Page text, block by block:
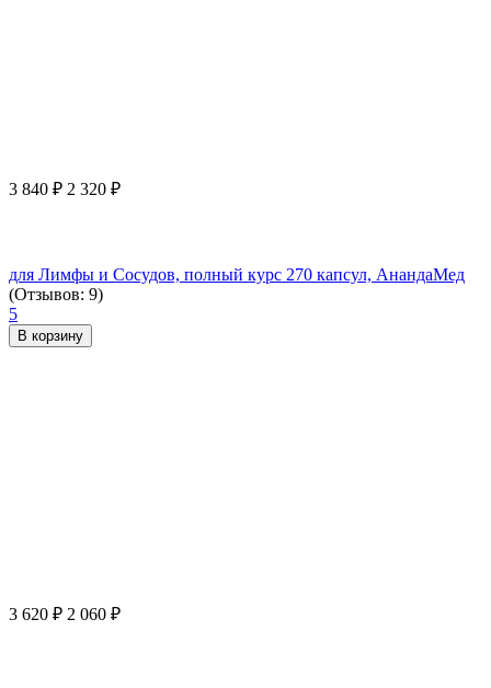
3 840 ₽ 2 320 ₽
для Лимфы и Сосудов, полный курс 270 капсул, АнандаМед
(Отзывов: 9)
5
В корзину
3 620 ₽ 2 060 ₽